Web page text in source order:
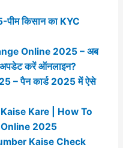
किसान का KYC
Online 2025 – अब
अपडेट करें ऑनलाइन?
– पैन कार्ड 2025 में ऐसे
Kare | How To
2025
Kaise Check